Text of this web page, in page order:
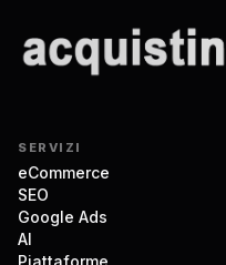
SERVIZI
eCommerce
SEO
Google Ads
AI
Piattaforme